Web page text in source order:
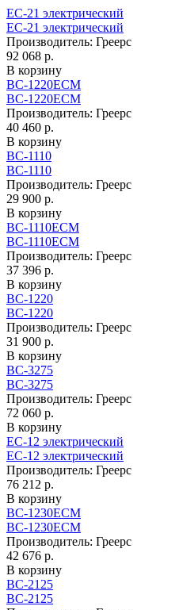
EC-21 электрический
EC-21 электрический
Производитель: Греерс
92 068 р.
В корзину
ВС-1220ECM
ВС-1220ECM
Производитель: Греерс
40 460 р.
В корзину
ВС-1110
ВС-1110
Производитель: Греерс
29 900 р.
В корзину
ВС-1110ECM
ВС-1110ECM
Производитель: Греерс
37 396 р.
В корзину
ВС-1220
ВС-1220
Производитель: Греерс
31 900 р.
В корзину
ВС-3275
ВС-3275
Производитель: Греерс
72 060 р.
В корзину
EC-12 электрический
EC-12 электрический
Производитель: Греерс
76 212 р.
В корзину
ВС-1230ECM
ВС-1230ECM
Производитель: Греерс
42 676 р.
В корзину
ВС-2125
ВС-2125